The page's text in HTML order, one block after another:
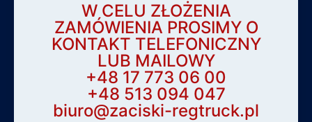
W CELU ZŁOŻENIA
ZAMÓWIENIA PROSIMY O
KONTAKT TELEFONICZNY
LUB MAILOWY
+48 17 773 06 00
+48 513 094 047
biuro@zaciski-regtruck.pl